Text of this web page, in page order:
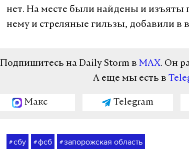
нет. На месте были найдены и изъяты
нему и стреляные гильзы, добавили в
Подпишитесь на Daily Storm в MAX. Он
А еще мы есть в
Макс Telegram
#сбу #фсб #запорожская область